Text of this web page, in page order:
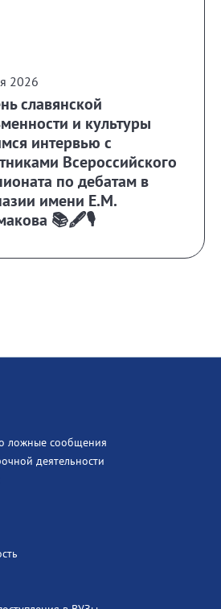
2026
славянской
и культуры
интервью с
Всероссийского
по дебатам в
имени Е.М.
📚🖋️🎙️
ложные сообщения
деятельности